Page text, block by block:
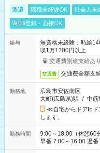
派遣 職種未経験OK 社会人未
WEB登録・面接OK
給与
無資格未経験：時給
収1万1200円以上
交通費別途支給あり
交通費 交通費全額支
勤務地
広島市安佐南区
大町(広島県)駅 / 中筋
≪自宅からドアto
します。
勤務時間
9:00～18:00（休憩60分） ■ご希望があれば下記シフト
早番 7:00～16:00 遅番
と休みを合わせたい